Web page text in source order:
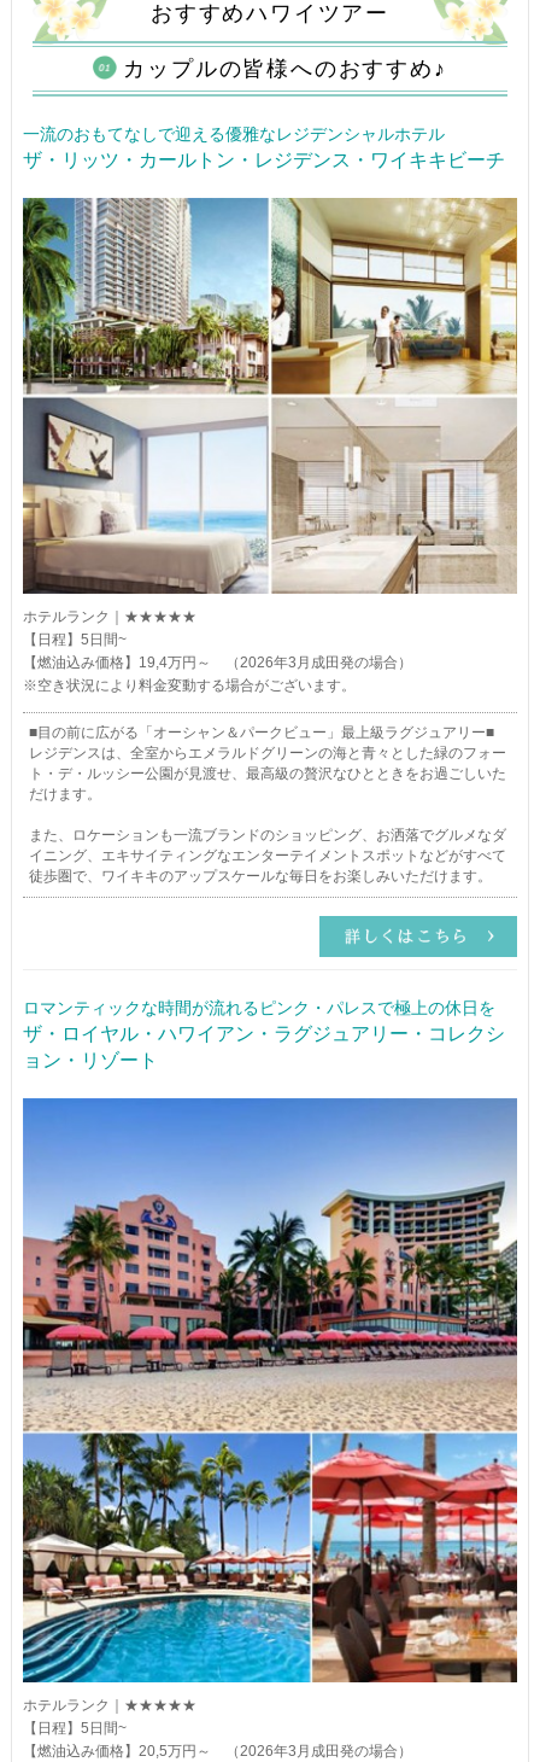
おすすめハワイツアー
カップルの皆様へのおすすめ♪
一流のおもてなしで迎える優雅なレジデンシャルホテル
ザ・リッツ・カールトン・レジデンス・ワイキキビーチ
ホテルランク｜★★★★★
【日程】5日間~
【燃油込み価格】19,4万円～ （2026年3月成田発の場合）
※空き状況により料金変動する場合がございます。
■目の前に広がる「オーシャン＆パークビュー」最上級ラグジュアリー■
レジデンスは、全室からエメラルドグリーンの海と青々とした緑のフォー
ト・デ・ルッシー公園が見渡せ、最高級の贅沢なひとときをお過ごしいた
だけます。
また、ロケーションも一流ブランドのショッピング、お洒落でグルメなダ
イニング、エキサイティングなエンターテイメントスポットなどがすべて
徒歩圏で、ワイキキのアップスケールな毎日をお楽しみいただけます。
ロマンティックな時間が流れるピンク・パレスで極上の休日を
ザ・ロイヤル・ハワイアン・ラグジュアリー・コレクシ
ョン・リゾート
ホテルランク｜★★★★★
【日程】5日間~
【燃油込み価格】20,5万円～ （2026年3月成田発の場合）